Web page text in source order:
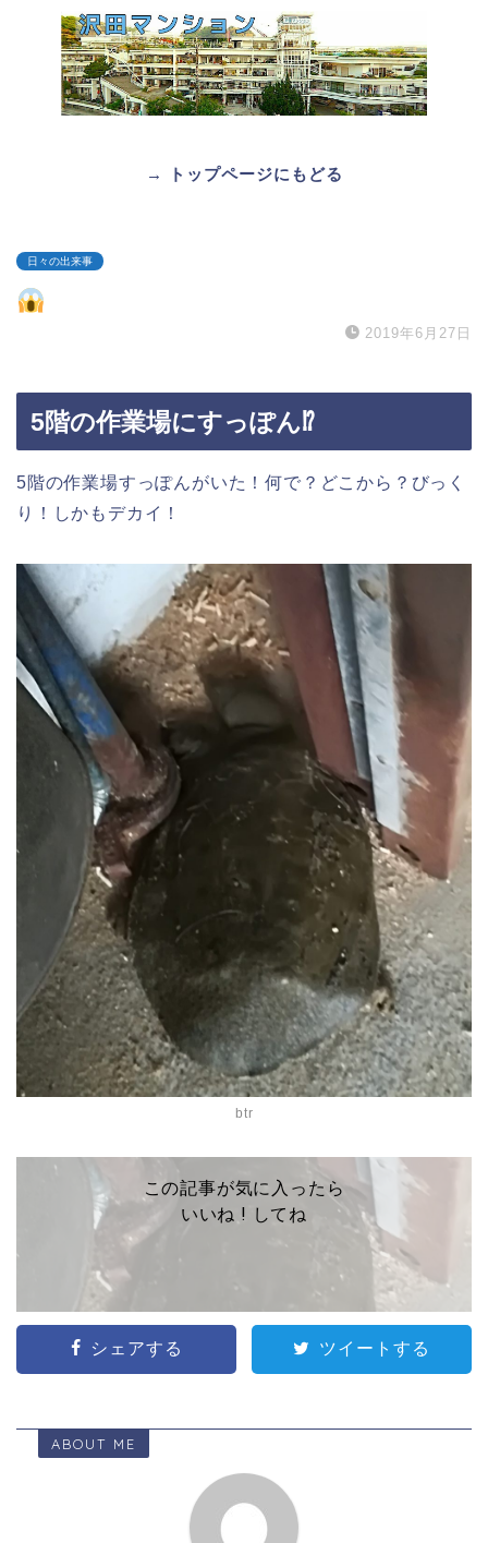
→ トップページにもどる
日々の出来事
2019年6月27日
5階の作業場にすっぽん⁉︎
5階の作業場すっぽんがいた！何で？どこから？びっく
り！しかもデカイ！
btr
この記事が気に入ったら
いいね ! してね
シェアする ツイートする
ABOUT ME